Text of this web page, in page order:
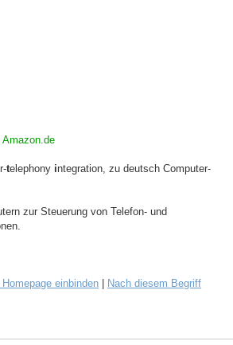
telephony integration, zu deutsch Computer-
zur Steuerung von Telefon- und
einbinden
Nach diesem Begriff